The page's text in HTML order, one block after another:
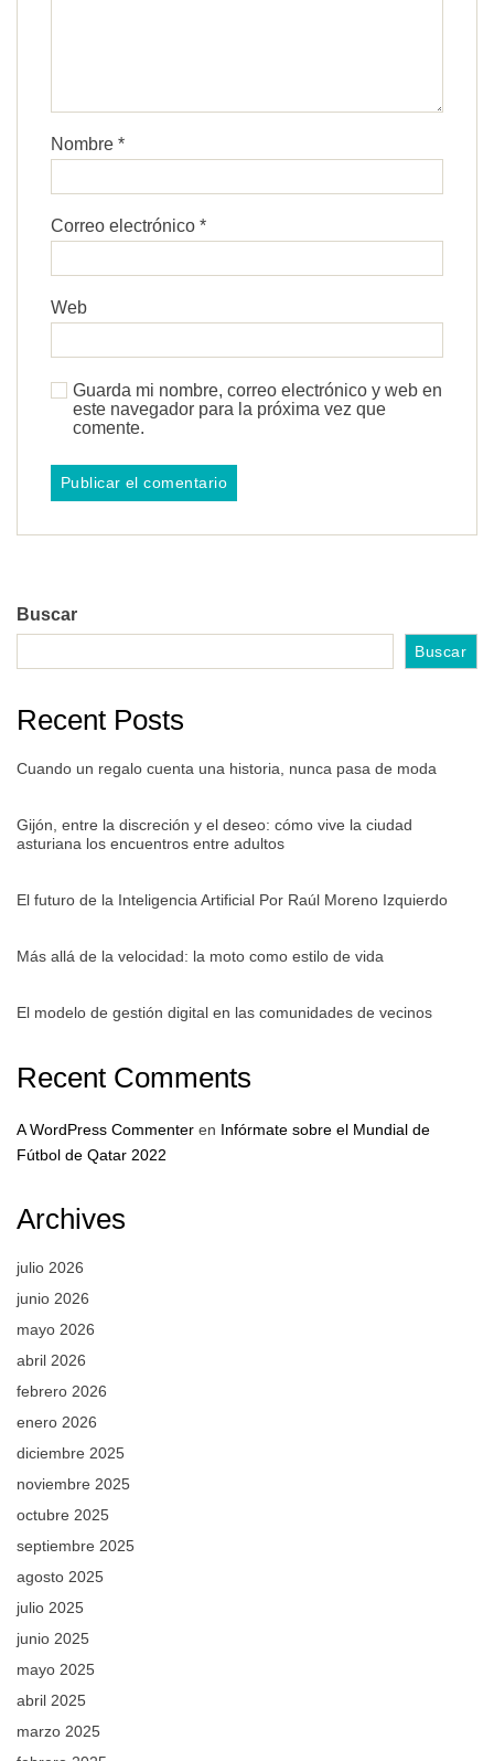
Nombre *
Correo electrónico *
Web
Guarda mi nombre, correo electrónico y web en
este navegador para la próxima vez que
comente.
Buscar
Buscar
Recent Posts
Cuando un regalo cuenta una historia, nunca pasa de moda
Gijón, entre la discreción y el deseo: cómo vive la ciudad
asturiana los encuentros entre adultos
El futuro de la Inteligencia Artificial Por Raúl Moreno Izquierdo
Más allá de la velocidad: la moto como estilo de vida
El modelo de gestión digital en las comunidades de vecinos
Recent Comments
A WordPress Commenter en Infórmate sobre el Mundial de
Fútbol de Qatar 2022
Archives
julio 2026
junio 2026
mayo 2026
abril 2026
febrero 2026
enero 2026
diciembre 2025
noviembre 2025
octubre 2025
septiembre 2025
agosto 2025
julio 2025
junio 2025
mayo 2025
abril 2025
marzo 2025